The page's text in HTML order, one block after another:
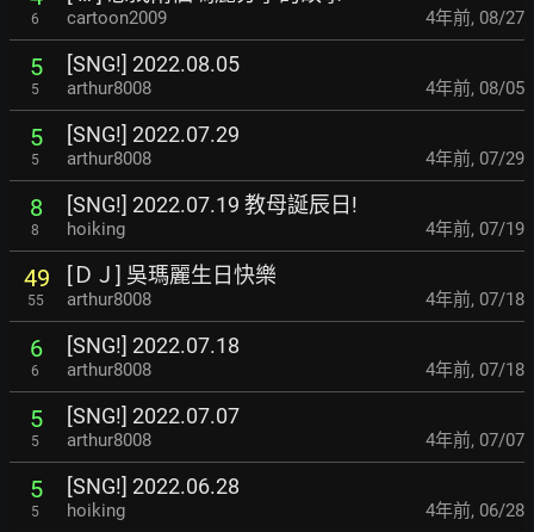
6 cartoon2009 4年前, 08/27
5
5
[SNG!] 2022.08.05
arthur8008 4年前, 08/05
5
5
[SNG!] 2022.07.29
arthur8008 4年前, 07/29
8
8
[SNG!] 2022.07.19 教母誕辰日!
hoiking 4年前, 07/19
49
55
[ＤＪ] 吳瑪麗生日快樂
arthur8008 4年前, 07/18
6
6
[SNG!] 2022.07.18
arthur8008 4年前, 07/18
5
5
[SNG!] 2022.07.07
arthur8008 4年前, 07/07
5
5
[SNG!] 2022.06.28
hoiking 4年前, 06/28